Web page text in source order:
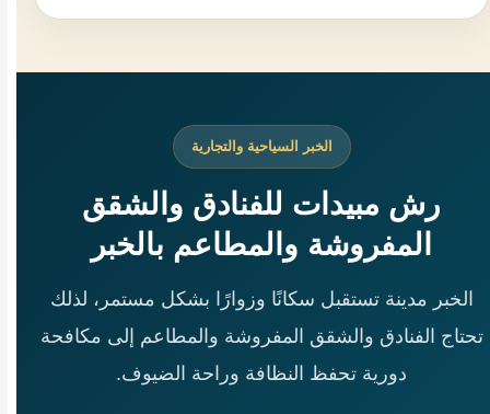
الخبر السياحية والتجارية
رش مبيدات للفنادق والشقق
المفروشة والمطاعم بالخبر
الخبر مدينة تستقبل سكانًا وزوارًا بشكل مستمر، لذلك
تحتاج الفنادق والشقق المفروشة والمطاعم إلى مكافحة
دورية تحفظ النظافة وراحة الضيوف.